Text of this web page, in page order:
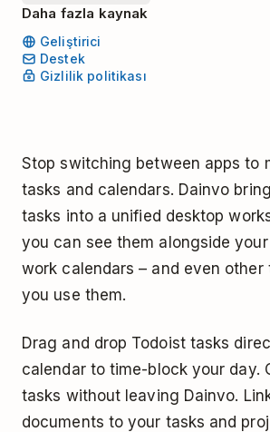
Daha fazla kaynak
Geliştirici
Destek
Gizlilik politikası
Stop switching between apps to
tasks and calendars. Dainvo
tasks into a unified desktop
you can see them alongside
work calendars – and even other
you use them.
Drag and drop Todoist tasks
calendar to time-block your day.
tasks without leaving Dainvo.
documents to your tasks and